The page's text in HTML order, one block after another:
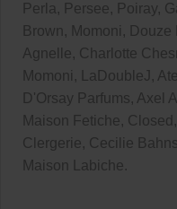
Perla, Persee, Poiray,
Brown, Momoni,
Agnelle, Charlotte
Momoni, LaDoubleJ,
D'Orsay Parfums, Axel
Maison Fetiche,
Clergerie, Cecilie
Maison Labiche.